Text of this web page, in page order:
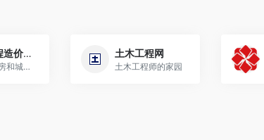
北京工程造价信息
北京市住房和城乡建设委员会工程造价信息
土木工程网
土木工程师的家园